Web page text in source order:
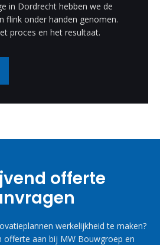
in Dordrecht hebben we de
flink onder handen genomen.
proces en het resultaat.
offerte
werkelijkheid te maken?
offerte aan bij MW Bouwgroep en